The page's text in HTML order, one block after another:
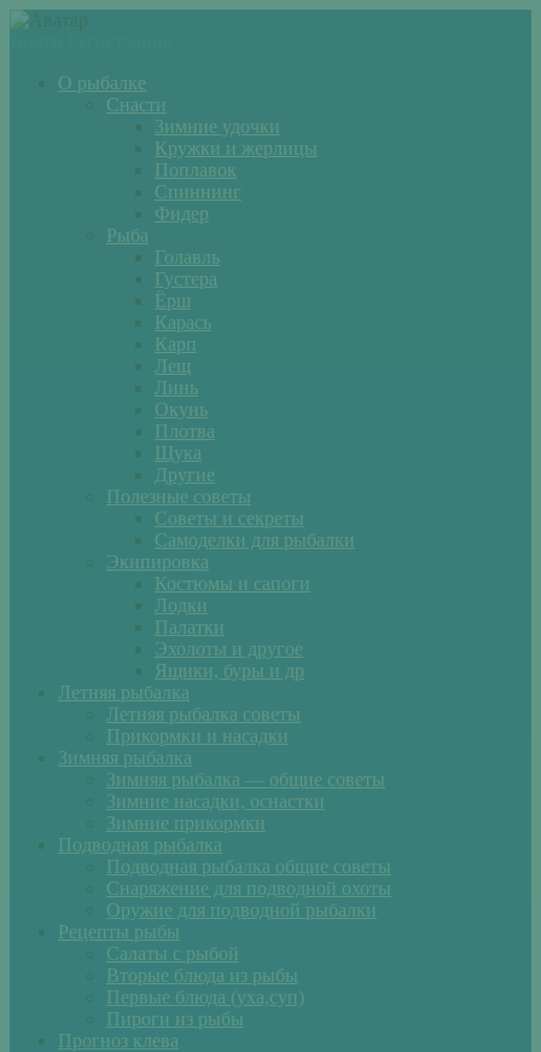
О рыбалке
Снасти
Зимние удочки
Кружки и жерлицы
Поплавок
Спиннинг
Фидер
Рыба
Голавль
Густера
Ёрш
Карась
Карп
Лещ
Линь
Окунь
Плотва
Щука
Другие
Полезные советы
Советы и секреты
Самоделки для рыбалки
Экипировка
Костюмы и сапоги
Лодки
Палатки
Эхолоты и другое
Ящики, буры и др
Летняя рыбалка
Летняя рыбалка советы
Прикормки и насадки
Зимняя рыбалка
Зимняя рыбалка — общие советы
Зимние насадки, оснастки
Зимние прикормки
Подводная рыбалка
Подводная рыбалка общие советы
Снаряжение для подводной охоты
Оружие для подводной рыбалки
Рецепты рыбы
Салаты с рыбой
Вторые блюда из рыбы
Первые блюда (уха,суп)
Пироги из рыбы
Прогноз клева